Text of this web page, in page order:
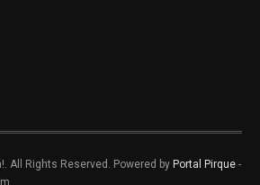
All Rights Reserved. Powered by Portal Pirque -